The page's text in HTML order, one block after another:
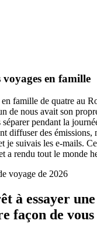
en famille
famille de quatre au
de nous avait son
pendant la
diffuser des émissions,
je suivais les e-mails.
a rendu tout le monde
voyage de 2026
à essayer
façon de